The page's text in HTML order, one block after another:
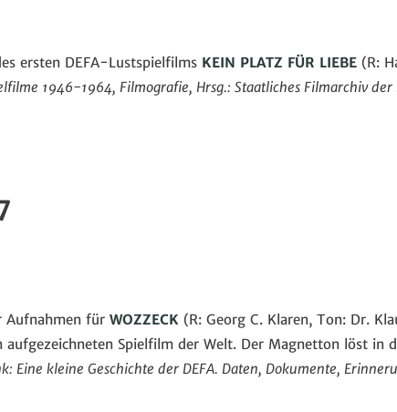
ersten DEFA-Lustspielfilms KEIN PLATZ FÜR LIEBE (R:
1946-1964, Filmografie, Hrsg.: Staatliches Filmarchiv der
Aufnahmen für WOZZECK (R: Georg C. Klaren, Ton: Dr.
aufgezeichneten Spielfilm der Welt. Der Magnetton löst in
Eine kleine Geschichte der DEFA. Daten, Dokumente,